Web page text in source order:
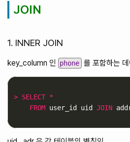
JOIN
1. INNER JOIN
key_column 인 phone 를 포함하는 데
> SELECT *
FROM user_id uid JOIN